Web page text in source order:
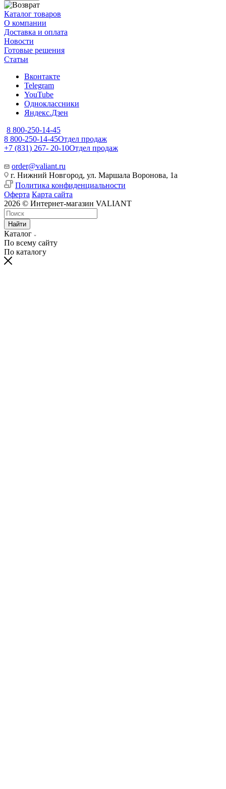
Каталог товаров
О компании
Доставка и оплата
Новости
Готовые решения
Статьи
Вконтакте
Telegram
YouTube
Одноклассники
Яндекс.Дзен
8 800-250-14-45
8 800-250-14-45Отдел продаж
+7 (831) 267- 20-10Отдел продаж
order@valiant.ru
г. Нижний Новгород, ул. Маршала Воронова, 1а
Политика конфиденциальности
Оферта Карта сайта
2026 © Интернет-магазин VALIANT
Найти
Каталог
По всему сайту
По каталогу